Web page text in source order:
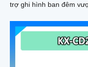
trợ ghi hình ban đêm
đáp ứng nhu cầu lưu
nước, cấp nguồn POE